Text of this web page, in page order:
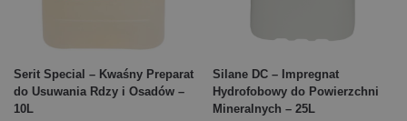
Serit Special – Kwaśny Preparat
do Usuwania Rdzy i Osadów –
10L
Silane DC – Impregnat
Hydrofobowy do Powierzchni
Mineralnych – 25L